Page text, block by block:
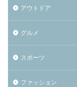
アウトドア
グルメ
スポーツ
ファッション